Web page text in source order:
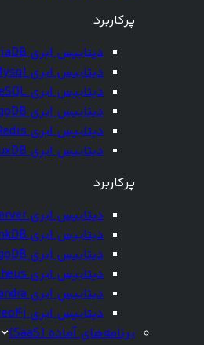
پرکاربرد
دیتابیس ابری MariaDB
دیتابیس ابری Mysql
دیتابیس ابری PostgreSQL
دیتابیس ابری MongoDB
دیتابیس ابری Redis
دیتابیس ابری InfluxDB
پرکاربرد
دیتابیس ابری SQL Server
دیتابیس ابری RethinkDB
دیتابیس ابری ArangoDB
دیتابیس ابری Prometheus
دیتابیس ابری Cassandra
دیتابیس ابری Neo4j
برنامه‌های آماده (SaaS)